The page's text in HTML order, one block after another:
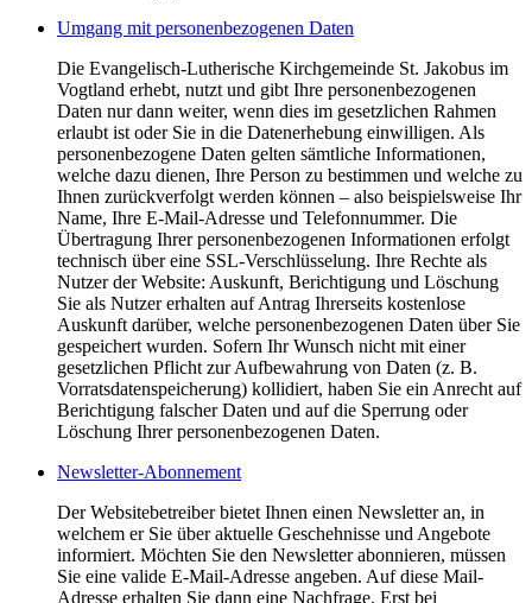
Umgang mit personenbezogenen Daten
Die Evangelisch-Lutherische Kirchgemeinde St. Jakobus im
Vogtland erhebt, nutzt und gibt Ihre personenbezogenen
Daten nur dann weiter, wenn dies im gesetzlichen Rahmen
erlaubt ist oder Sie in die Datenerhebung einwilligen. Als
personenbezogene Daten gelten sämtliche Informationen,
welche dazu dienen, Ihre Person zu bestimmen und welche zu
Ihnen zurückverfolgt werden können – also beispielsweise Ihr
Name, Ihre E-Mail-Adresse und Telefonnummer. Die
Übertragung Ihrer personenbezogenen Informationen erfolgt
technisch über eine SSL-Verschlüsselung. Ihre Rechte als
Nutzer der Website: Auskunft, Berichtigung und Löschung
Sie als Nutzer erhalten auf Antrag Ihrerseits kostenlose
Auskunft darüber, welche personenbezogenen Daten über Sie
gespeichert wurden. Sofern Ihr Wunsch nicht mit einer
gesetzlichen Pflicht zur Aufbewahrung von Daten (z. B.
Vorratsdatenspeicherung) kollidiert, haben Sie ein Anrecht auf
Berichtigung falscher Daten und auf die Sperrung oder
Löschung Ihrer personenbezogenen Daten.
Newsletter-Abonnement
Der Websitebetreiber bietet Ihnen einen Newsletter an, in
welchem er Sie über aktuelle Geschehnisse und Angebote
informiert. Möchten Sie den Newsletter abonnieren, müssen
Sie eine valide E-Mail-Adresse angeben. Auf diese Mail-
Adresse erhalten Sie dann eine Nachfrage. Erst bei